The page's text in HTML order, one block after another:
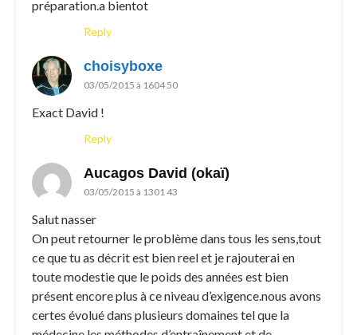
préparation.a bientot
Reply
choisyboxe
03/05/2015 à 1604 50
Exact David !
Reply
Aucagos David (okaï)
03/05/2015 à 1301 43
Salut nasser
On peut retourner le problème dans tous les sens,tout
ce que tu as décrit est bien reel et je rajouterai en
toute modestie que le poids des années est bien
présent encore plus à ce niveau d’exigence.nous avons
certes évolué dans plusieurs domaines tel que la